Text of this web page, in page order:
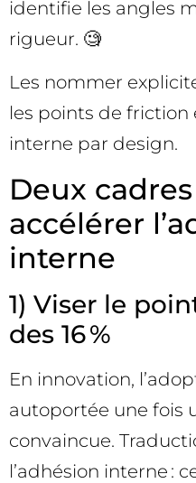
identifie les angles
rigueur. 🧐
Les nommer
les points de friction
interne par design.
Deux
accélérer
interne
1) Viser le
des 16 %
En innovation,
autoportée une fois
convaincue.
l’adhésion interne :